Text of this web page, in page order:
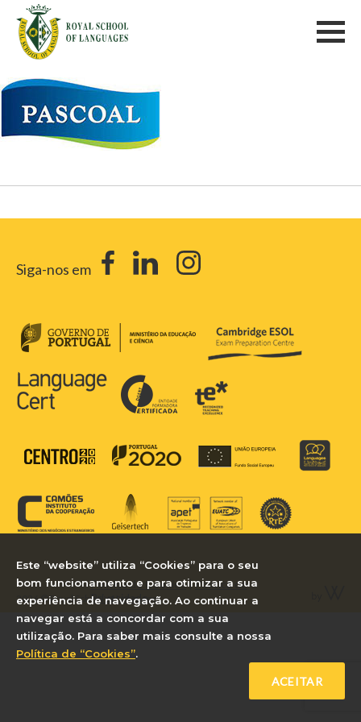
Siga-nos em
2026 © Royal School of Languages
Política de Cookies|Política de
Privacidade
Este “website” utiliza “Cookies” para o seu
bom funcionamento e para otimizar a sua
experiência de navegação. Ao continuar a
navegar está a concordar com a sua
utilização. Para saber mais consulte a nossa
Política de “Cookies”.
ACEITAR